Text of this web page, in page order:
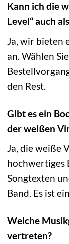
Kann ich die
Level“ auch
Ja, wir bieten
an. Wählen
den Rest.
Gibt es ein
der weißen
Ja, die weiße
hochwertiges
Songtexten
Band. Es ist
Welche
vertreten?